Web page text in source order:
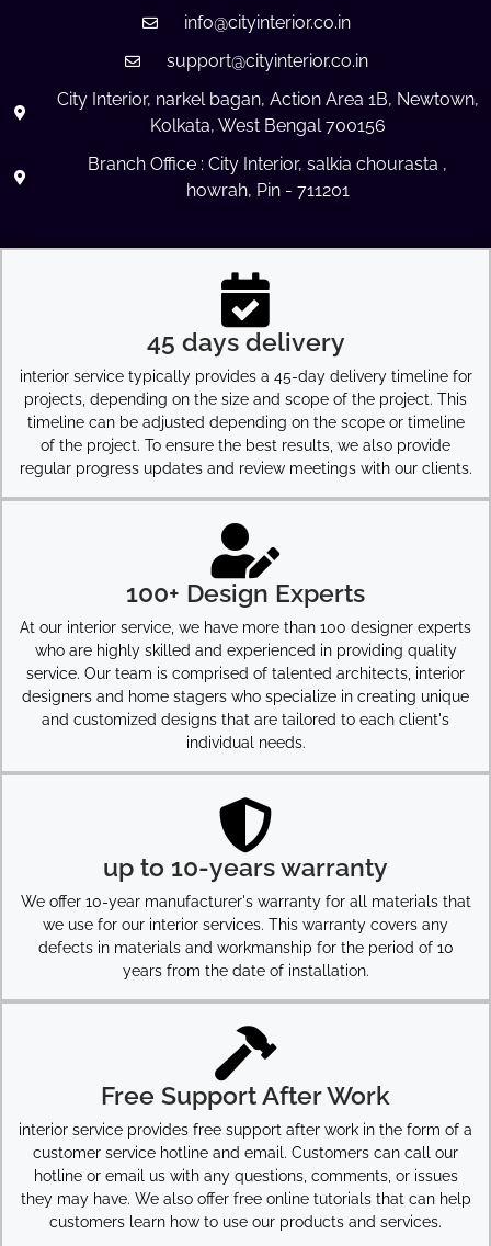
info@cityinterior.co.in
support@cityinterior.co.in
City Interior, narkel bagan, Action Area 1B, Newtown,
Kolkata, West Bengal 700156
Branch Office : City Interior, salkia chourasta ,
howrah, Pin - 711201
45 days delivery
interior service typically provides a 45-day delivery timeline for
projects, depending on the size and scope of the project. This
timeline can be adjusted depending on the scope or timeline
of the project. To ensure the best results, we also provide
regular progress updates and review meetings with our clients.
100+ Design Experts
At our interior service, we have more than 100 designer experts
who are highly skilled and experienced in providing quality
service. Our team is comprised of talented architects, interior
designers and home stagers who specialize in creating unique
and customized designs that are tailored to each client's
individual needs.
up to 10-years warranty
We offer 10-year manufacturer's warranty for all materials that
we use for our interior services. This warranty covers any
defects in materials and workmanship for the period of 10
years from the date of installation.
Free Support After Work
interior service provides free support after work in the form of a
customer service hotline and email. Customers can call our
hotline or email us with any questions, comments, or issues
they may have. We also offer free online tutorials that can help
customers learn how to use our products and services.